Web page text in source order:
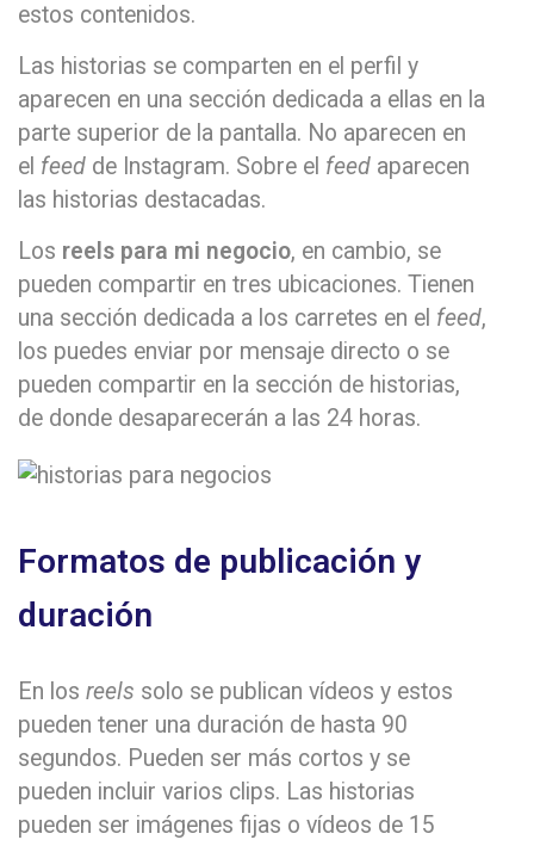
estos contenidos.
Las historias se comparten en el perfil y
aparecen en una sección dedicada a ellas en la
parte superior de la pantalla. No aparecen en
el feed de Instagram. Sobre el feed aparecen
las historias destacadas.
Los reels para mi negocio, en cambio, se
pueden compartir en tres ubicaciones. Tienen
una sección dedicada a los carretes en el feed,
los puedes enviar por mensaje directo o se
pueden compartir en la sección de historias,
de donde desaparecerán a las 24 horas.
Formatos de publicación y
duración
En los reels solo se publican vídeos y estos
pueden tener una duración de hasta 90
segundos. Pueden ser más cortos y se
pueden incluir varios clips. Las historias
pueden ser imágenes fijas o vídeos de 15